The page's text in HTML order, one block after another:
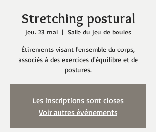
Stretching postural
jeu. 23 mai
  |
Salle du jeu de boules
Étirements visant l'ensemble du corps,
associés à des exercices d'équilibre et de
postures.
Les inscriptions sont closes
Voir autres événements